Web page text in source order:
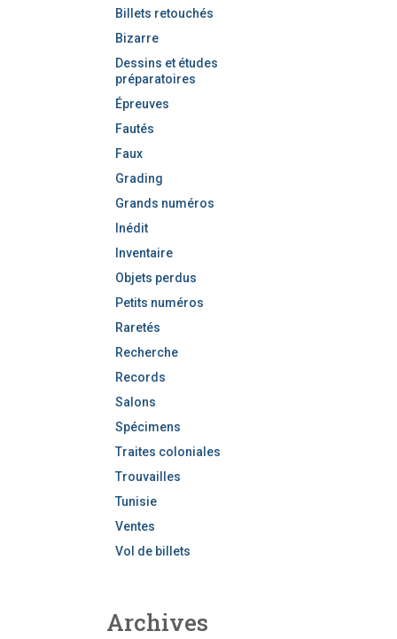
Billets retouchés
Bizarre
Dessins et études
préparatoires
Épreuves
Fautés
Faux
Grading
Grands numéros
Inédit
Inventaire
Objets perdus
Petits numéros
Raretés
Recherche
Records
Salons
Spécimens
Traites coloniales
Trouvailles
Tunisie
Ventes
Vol de billets
Archives